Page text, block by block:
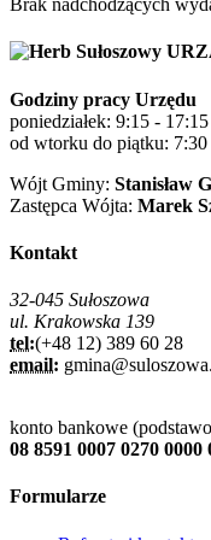
Brak nadchodzących
Godziny pracy Urzędu
poniedziałek: 9:15 - 17:15
od wtorku do piątku:
Wójt Gminy: Stanisław
Zastępca Wójta: Marek
Kontakt
32-045 Sułoszowa
ul. Krakowska 139
tel:(+48 12) 389 60 28
email:
konto bankowe
08 8591 0007 0270 0000
Formularze